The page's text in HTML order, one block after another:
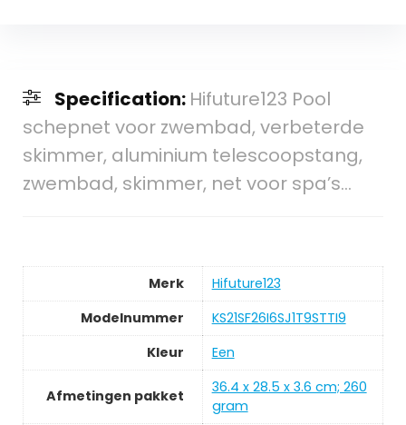
Specification: Hifuture123 Pool
schepnet voor zwembad, verbeterde
skimmer, aluminium telescoopstang,
zwembad, skimmer, net voor spa’s…
Merk
‎Hifuture123
Modelnummer
‎KS21SF26I6SJ1T9STTI9
Kleur
‎Een
Afmetingen pakket
‎36.4 x 28.5 x 3.6 cm; 260
gram